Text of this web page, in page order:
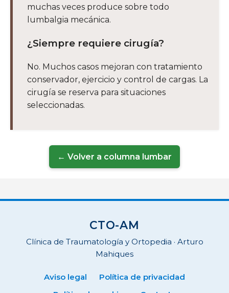
muchas veces produce sobre todo
lumbalgia mecánica.
¿Siempre requiere cirugía?
No. Muchos casos mejoran con tratamiento
conservador, ejercicio y control de cargas. La
cirugía se reserva para situaciones
seleccionadas.
← Volver a columna lumbar
CTO-AM
Clínica de Traumatología y Ortopedia · Arturo
Mahiques
Aviso legal
Política de privacidad